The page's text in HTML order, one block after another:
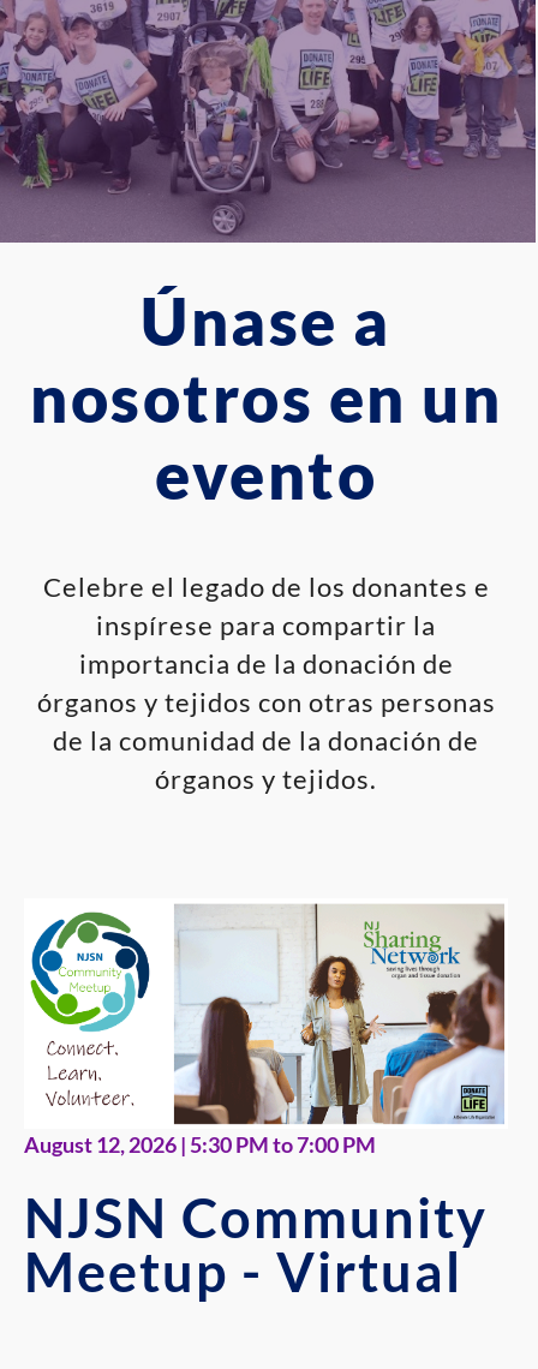
Únase a
nosotros en un
evento
Celebre el legado de los donantes e
inspírese para compartir la
importancia de la donación de
órganos y tejidos con otras personas
de la comunidad de la donación de
órganos y tejidos.
August 12, 2026 | 5:30 PM to 7:00 PM
NJSN Community
Meetup - Virtual